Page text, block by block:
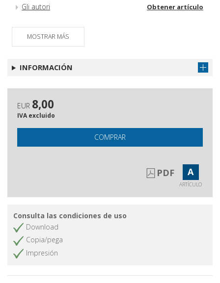
Gli autori Obtener artículo
MOSTRAR MÁS
INFORMACIÓN
EUR 8,00
IVA excluido
COMPRAR
PDF A
ARTÍCULO
Consulta las condiciones de uso
Download
Copia/pega
Impresión